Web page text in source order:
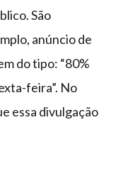
São
anúncio de
do tipo: “80%
feira”. No
essa divulgação